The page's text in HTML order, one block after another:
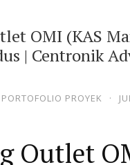
OMI (KAS
| Centronik
PORTOFOLIO PROYEK ·
Outlet